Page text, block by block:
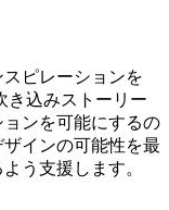
ピレーションを
き込みストーリー
ンを可能にするの
インの可能性を最
う支援します。